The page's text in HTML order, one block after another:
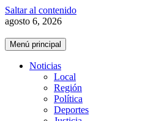
Saltar al contenido
agosto 6, 2026
Menú principal
Noticias
Local
Región
Política
Deportes